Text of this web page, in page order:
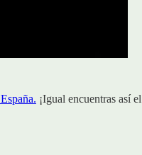
¡Igual encuentras así